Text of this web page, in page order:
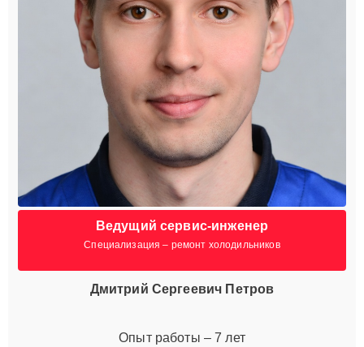
Ведущий сервис-инженер
Специализация – ремонт холодильников
Дмитрий Сергеевич Петров
Опыт работы – 7 лет